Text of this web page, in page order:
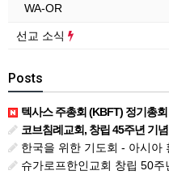
WA-OR
선교 소식
Posts
텍사스 주총회 (KBFT) 정기총회
코브침례교회, 창립 45주년 기념 및
한국을 위한 기도회 - 아시아
슈가로프한인교회 창립 50주